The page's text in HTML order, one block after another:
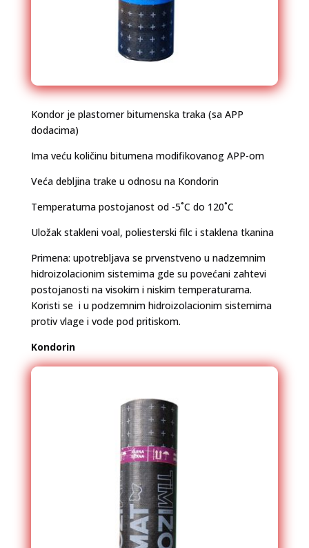
Kondor je plastomer bitumenska traka (sa APP
dodacima)
Ima veću količinu bitumena modifikovanog APP-om
Veća debljina trake u odnosu na Kondorin
Temperaturna postojanost od -5˚C do 120˚C
Uložak stakleni voal, poliesterski filc i staklena tkanina
Primena: upotrebljava se prvenstveno u nadzemnim
hidroizolacionim sistemima gde su povećani zahtevi
postojanosti na visokim i niskim temperaturama.
Koristi se i u podzemnim hidroizolacionim sistemima
protiv vlage i vode pod pritiskom.
Kondorin